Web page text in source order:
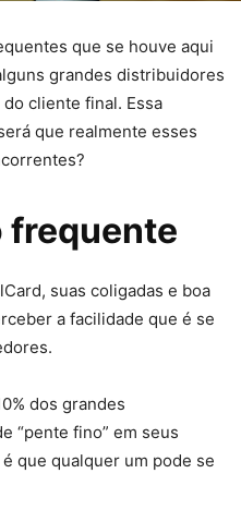
que se houve aqui
grandes distribuidores
cliente final. Essa
que realmente esses
frequente
suas coligadas e boa
a facilidade que é se
dos grandes
“pente fino” em seus
que qualquer um pode se